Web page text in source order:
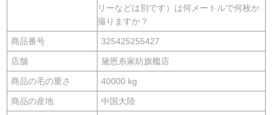
リーなどは別です）は何メートルで何枚か
撮りますか？
商品番号 325425255427
店舗 黛恩糸家紡旗艦店
商品の毛の重さ 40000 kg
商品の産地 中国大陸